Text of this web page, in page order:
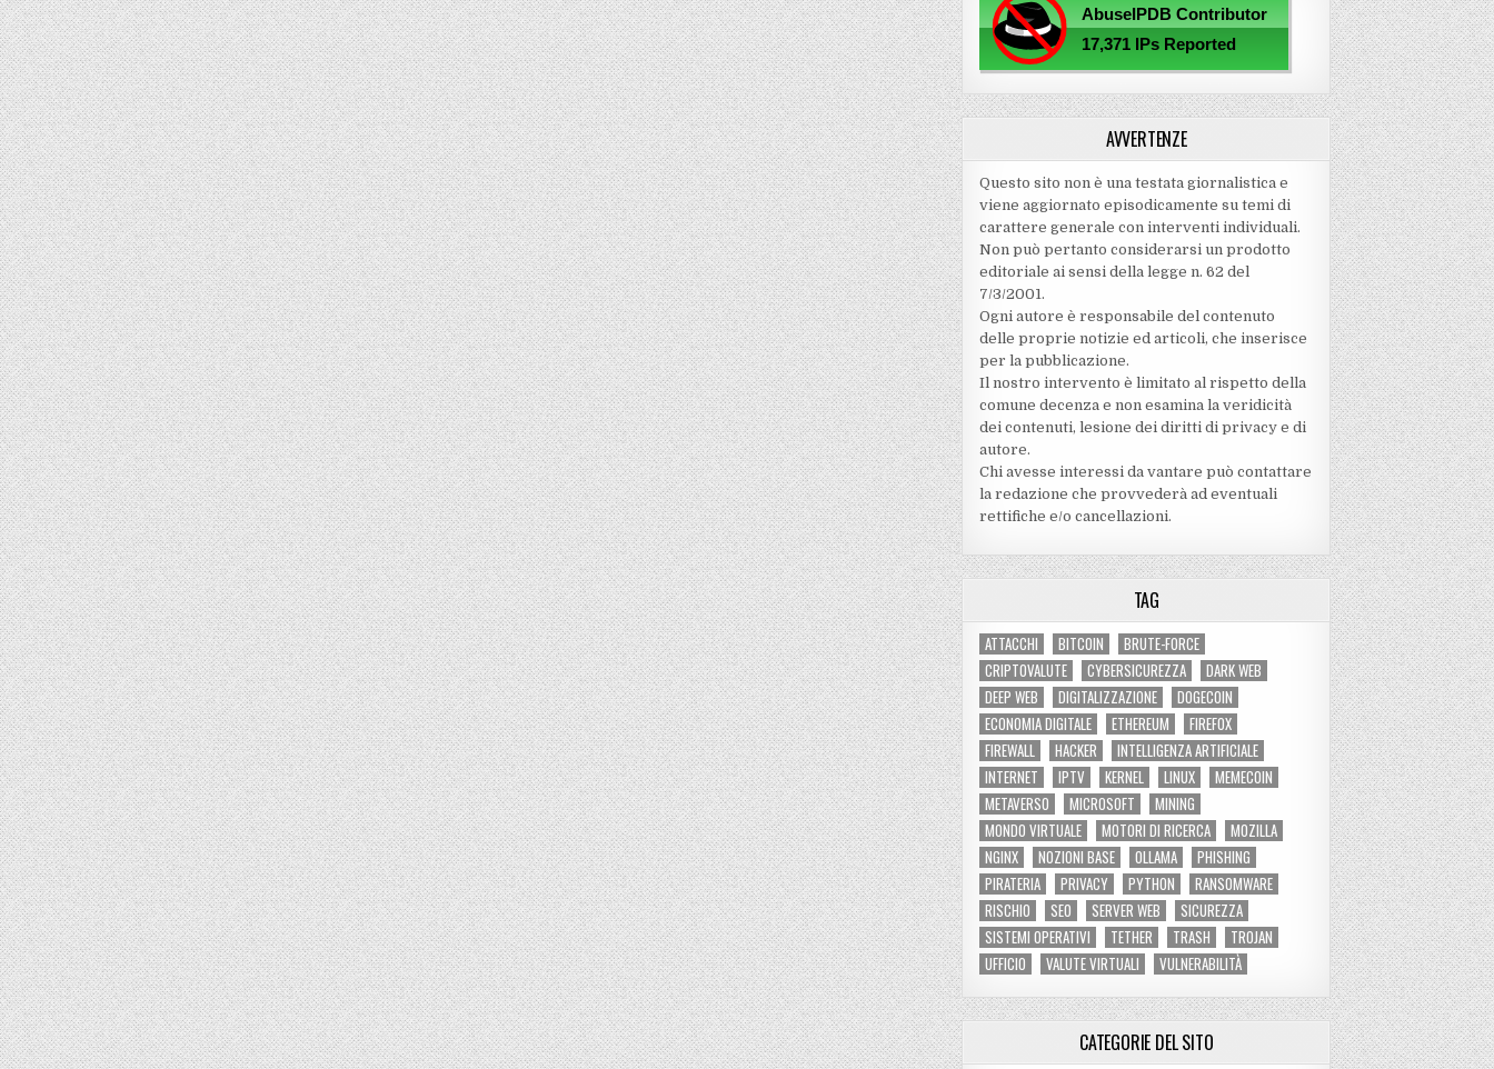
AVVERTENZE
Questo sito non è una testata giornalistica e
viene aggiornato episodicamente su temi di
carattere generale con interventi individuali.
Non può pertanto considerarsi un prodotto
editoriale ai sensi della legge n. 62 del
7/3/2001.
Ogni autore è responsabile del contenuto
delle proprie notizie ed articoli, che inserisce
per la pubblicazione.
Il nostro intervento è limitato al rispetto della
comune decenza e non esamina la veridicità
dei contenuti‚ lesione dei diritti di privacy e di
autore.
Chi avesse interessi da vantare può contattare
la redazione che provvederà ad eventuali
rettifiche e/o cancellazioni.
TAG
ATTACCHI BITCOIN
BRUTE-FORCE
CRIPTOVALUTE
CYBERSICUREZZA
DARK WEB
DEEP WEB
DIGITALIZZAZIONE
DOGECOIN
ECONOMIA DIGITALE
ETHEREUM
FIREFOX
FIREWALL
HACKER
INTELLIGENZA ARTIFICIALE
INTERNET
IPTV KERNEL LINUX
MEMECOIN
METAVERSO
MICROSOFT
MINING
MONDO VIRTUALE
MOTORI DI RICERCA
MOZILLA
NGINX
NOZIONI BASE OLLAMA
PHISHING
PIRATERIA
PRIVACY PYTHON
RANSOMWARE
RISCHIO
SEO SERVER WEB
SICUREZZA
SISTEMI OPERATIVI
TETHER TRASH
TROJAN
UFFICIO
VALUTE VIRTUALI VULNERABILITÀ
CATEGORIE DEL SITO